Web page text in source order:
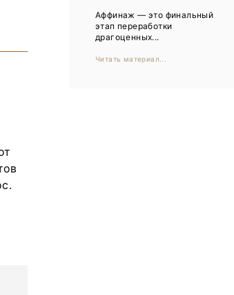
Аффинаж ― это финальный
этап переработки
драгоценных...
Читать материал...